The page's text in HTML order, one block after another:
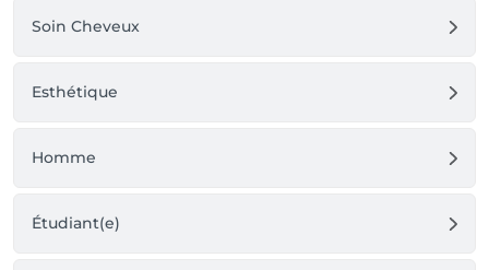
Soin Cheveux
Esthétique
Homme
Étudiant(e)